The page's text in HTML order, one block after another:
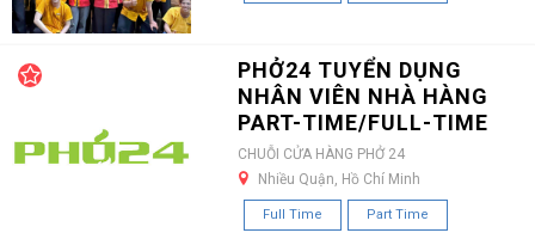
PHỞ24 TUYỂN DỤNG
NHÂN VIÊN NHÀ HÀNG
PART-TIME/FULL-TIME
CHUỖI CỬA HÀNG PHỞ 24
Nhiều Quận, Hồ Chí Minh
Full Time Part Time